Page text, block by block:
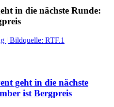
in die nächste Runde:
geht in die nächste
ist Bergpreis